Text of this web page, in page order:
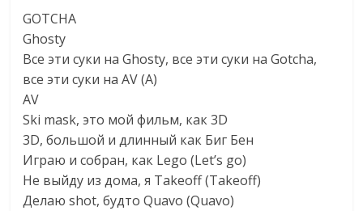
GOTCHA
Ghosty
Все эти суки на Ghosty, все эти суки на Gotcha,
все эти суки на AV (А)
AV
Ski mask, это мой фильм, как 3D
3D, большой и длинный как Биг Бен
Играю и собран, как Lego (Let’s go)
Не выйду из дома, я Takeoff (Takeoff)
Делаю shot, будто Quavo (Quavo)